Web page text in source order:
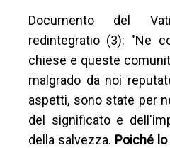
Documento del
redintegratio (3): "Ne
chiese e queste
malgrado da noi
aspetti, sono state per
del significato e
della salvezza. Poiché